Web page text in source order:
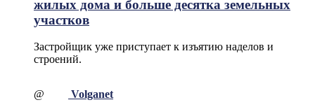
жилых дома и больше десятка земельных
участков
Застройщик уже приступает к изъятию наделов и
строений.
@ Volganet